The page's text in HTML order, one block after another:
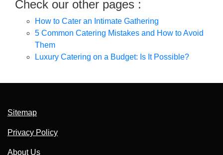
Check our other pages :
How to Cater an Intimate Gathering
5 Common Catering Mistakes and How to Avoid
Them
Luxury Catering on a Budget: Is It Possible?
Sitemap
Privacy Policy
About Us